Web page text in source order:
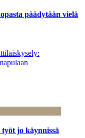
päädytään vielä
jo käynnissä